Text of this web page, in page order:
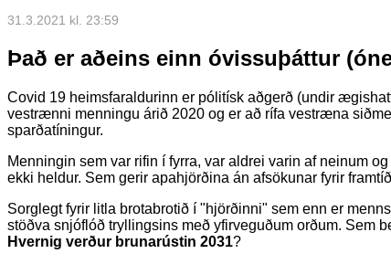
31.3.2021 kl. 23:59
Það er aðeins einn óvissuþáttur
Covid 19 heimsfaraldurinn er pólitísk aðgerð (undir
vestrænni menningu árið 2020 og er að rífa vestræna
sparðatíningur.
Menningin sem var rifin í fyrra, var aldrei varin af neinum
ekki heldur. Sem gerir apahjörðina án afsökunar fyrir
Sorglegt fyrir litla brotabrotið í "hjörðinni" sem enn er
stöðva snjóflóð tryllingsins með yfirveguðum orðum. Sem
Hvernig verður brunarústin 2031?